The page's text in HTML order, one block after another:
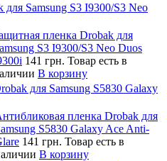
Samsung S3 I9300/S3 Neo
пленка Drobak для
S3 I9300/S3 Neo Duos
141 грн. Товар есть в
В корзину
для Samsung S5830 Galaxy
пленка Drobak для
S5830 Galaxy Ace Anti-
141 грн. Товар есть в
В корзину